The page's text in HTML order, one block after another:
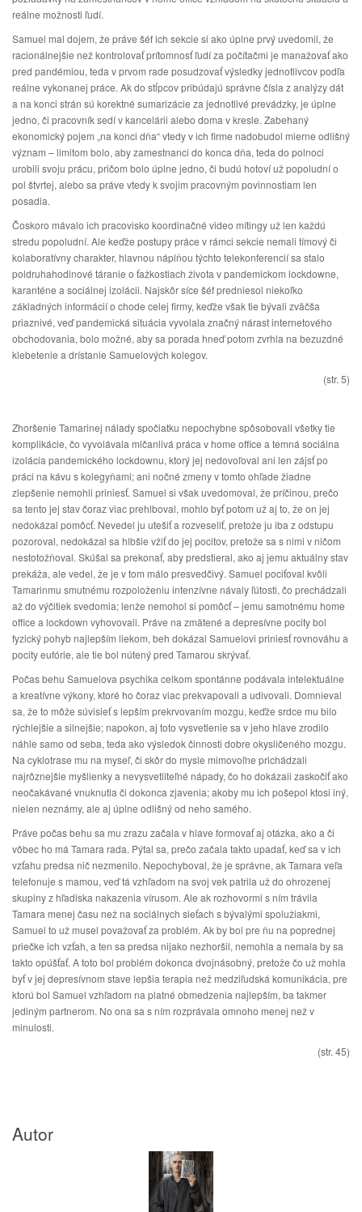
reálne možnosti ľudí.
Samuel mal dojem, že práve šéf ich sekcie si ako úplne prvý uvedomil, že
racionálnejšie než kontrolovať prítomnosť ľudí za počítačmi je manažovať ako
pred pandémiou, teda v prvom rade posudzovať výsledky jednotlivcov podľa
reálne vykonanej práce. Ak do stĺpcov pribúdajú správne čísla z analýzy dát
a na konci strán sú korektné sumarizácie za jednotlivé prevádzky, je úplne
jedno, či pracovník sedí v kancelárii alebo doma v kresle. Zabehaný
ekonomický pojem „na konci dňa“ vtedy v ich firme nadobudol mierne odlišný
význam – limitom bolo, aby zamestnanci do konca dňa, teda do polnoci
urobili svoju prácu, pričom bolo úplne jedno, či budú hotoví už popoludní o
pol štvrtej, alebo sa práve vtedy k svojim pracovným povinnostiam len
posadia.
Čoskoro mávalo ich pracovisko koordinačné video mítingy už len každú
stredu popoludní. Ale keďže postupy práce v rámci sekcie nemali tímový či
kolaboratívny charakter, hlavnou náplňou týchto telekonferencií sa stalo
poldruhahodinové táranie o ťažkostiach života v pandemickom lockdowne,
karanténe a sociálnej izolácii. Najskôr síce šéf predniesol niekoľko
základných informácií o chode celej firmy, keďže však tie bývali zväčša
priaznivé, veď pandemická situácia vyvolala značný nárast internetového
obchodovania, bolo možné, aby sa porada hneď potom zvrhla na bezuzdné
klebetenie a drístanie Samuelových kolegov.
(str. 5)
Zhoršenie Tamarinej nálady spočiatku nepochybne spôsobovali všetky tie
komplikácie, čo vyvolávala mlčanlivá práca v home office a temná sociálna
izolácia pandemického lockdownu, ktorý jej nedovoľoval ani len zájsť po
práci na kávu s kolegyňami; ani nočné zmeny v tomto ohľade žiadne
zlepšenie nemohli priniesť. Samuel si však uvedomoval, že príčinou, prečo
sa tento jej stav čoraz viac prehlboval, mohlo byť potom už aj to, že on jej
nedokázal pomôcť. Nevedel ju utešiť a rozveseliť, pretože ju iba z odstupu
pozoroval, nedokázal sa hlbšie vžiť do jej pocitov, pretože sa s nimi v ničom
nestotožňoval. Skúšal sa prekonať, aby predstieral, ako aj jemu aktuálny stav
prekáža, ale vedel, že je v tom málo presvedčivý. Samuel pociťoval kvôli
Tamarinmu smutnému rozpoloženiu intenzívne návaly ľútosti, čo prechádzali
až do výčitiek svedomia; lenže nemohol si pomôcť – jemu samotnému home
office a lockdown vyhovovali. Práve na zmätené a depresívne pocity bol
fyzický pohyb najlepším liekom, beh dokázal Samuelovi priniesť rovnováhu a
pocity eufórie, ale tie bol nútený pred Tamarou skrývať.
Počas behu Samuelova psychika celkom spontánne podávala intelektuálne
a kreatívne výkony, ktoré ho čoraz viac prekvapovali a udivovali. Domnieval
sa, že to môže súvisieť s lepším prekrvovaním mozgu, keďže srdce mu bilo
rýchlejšie a silnejšie; napokon, aj toto vysvetlenie sa v jeho hlave zrodilo
náhle samo od seba, teda ako výsledok činnosti dobre okysličeného mozgu.
Na cyklotrase mu na myseľ, či skôr do mysle mimovoľne prichádzali
najrôznejšie myšlienky a nevysvetliteľné nápady, čo ho dokázali zaskočiť ako
neočakávané vnuknutia či dokonca zjavenia; akoby mu ich pošepol ktosi iný,
nielen neznámy, ale aj úplne odlišný od neho samého.
Práve počas behu sa mu zrazu začala v hlave formovať aj otázka, ako a či
vôbec ho má Tamara rada. Pýtal sa, prečo začala takto upadať, keď sa v ich
vzťahu predsa nič nezmenilo. Nepochyboval, že je správne, ak Tamara veľa
telefonuje s mamou, veď tá vzhľadom na svoj vek patrila už do ohrozenej
skupiny z hľadiska nakazenia vírusom. Ale ak rozhovormi s ním trávila
Tamara menej času než na sociálnych sieťach s bývalými spolužiakmi,
Samuel to už musel považovať za problém. Ak by bol pre ňu na poprednej
priečke ich vzťah, a ten sa predsa nijako nezhoršil, nemohla a nemala by sa
takto opúšťať. A toto bol problém dokonca dvojnásobný, pretože čo už mohla
byť v jej depresívnom stave lepšia terapia než medziľudská komunikácia, pre
ktorú bol Samuel vzhľadom na platné obmedzenia najlepším, ba takmer
jediným partnerom. No ona sa s ním rozprávala omnoho menej než v
minulosti.
(str. 45)
Autor